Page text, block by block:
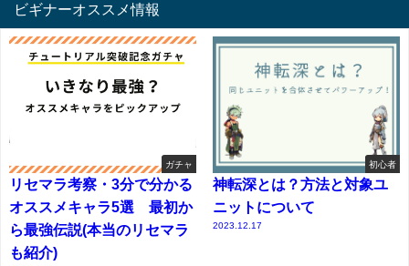
ビギナーオススメ情報
ガチャ
リセマラ考察・3分で分かる
オススメキャラ5選 最初か
ら最強伝説(本当のリセマラ
も紹介)
初心者
神転深とは？方法と対象ユ
ニットについて
2023.12.17